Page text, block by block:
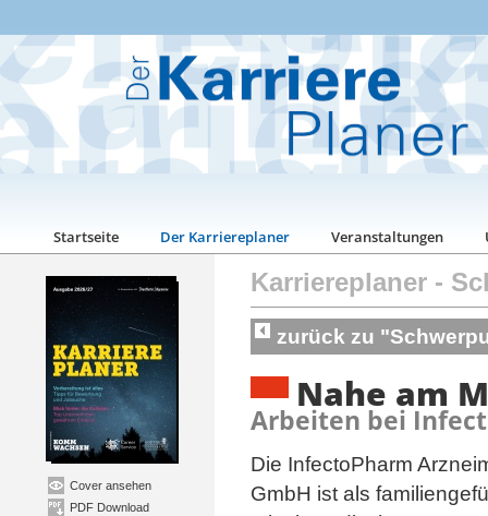
Startseite Der Karriereplaner Veranstaltungen
Cover ansehen
PDF Download
Karriereplaner -
zurück zu
Nahe am
Arbeiten bei
Die InfectoPharm
GmbH ist als